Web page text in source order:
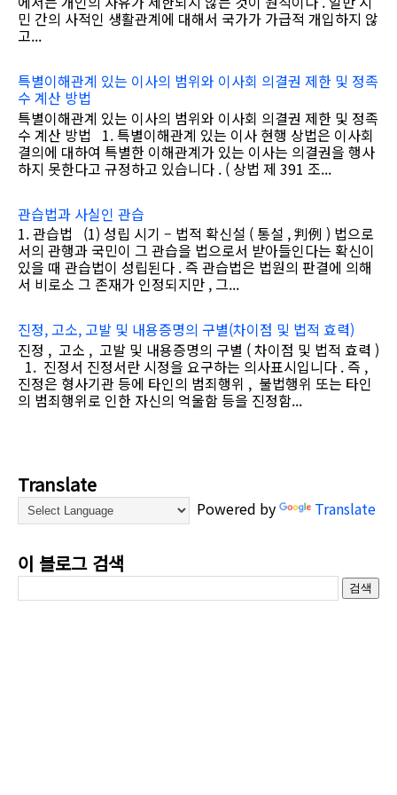
민 간의 사적인 생활관계에 대해서 국가가 가급적 개입하지 않
고...
특별이해관계 있는 이사의 범위와 이사회 의결권 제한 및 정족
수 계산 방법
특별이해관계 있는 이사의 범위와 이사회 의결권 제한 및 정족
수 계산 방법 1. 특별이해관계 있는 이사 현행 상법은 이사회
결의에 대하여 특별한 이해관계가 있는 이사는 의결권을 행사
하지 못한다고 규정하고 있습니다 . ( 상법 제 391 조...
관습법과 사실인 관습
1. 관습법 (1) 성립 시기 – 법적 확신설 ( 통설 , 判例 ) 법으로
서의 관행과 국민이 그 관습을 법으로서 받아들인다는 확신이
있을 때 관습법이 성립된다 . 즉 관습법은 법원의 판결에 의해
서 비로소 그 존재가 인정되지만 , 그...
진정, 고소, 고발 및 내용증명의 구별(차이점 및 법적 효력)
진정 , 고소 , 고발 및 내용증명의 구별 ( 차이점 및 법적 효력 )
1. 진정서 진정서란 시정을 요구하는 의사표시입니다 . 즉 ,
진정은 형사기관 등에 타인의 범죄행위 , 불법행위 또는 타인
의 범죄행위로 인한 자신의 억울함 등을 진정함...
Translate
Powered by Translate
이 블로그 검색